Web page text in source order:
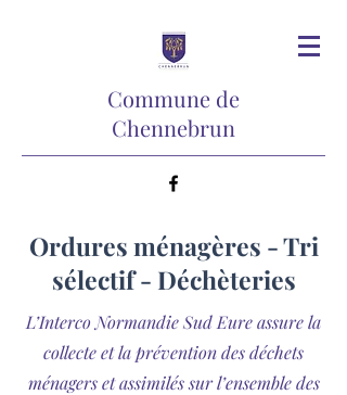
Commune de
Chennebrun
Ordures ménagères - Tri
sélectif - Déchèteries
L’Interco Normandie Sud Eure assure la
collecte et la prévention des déchets
ménagers et assimilés sur l’ensemble des